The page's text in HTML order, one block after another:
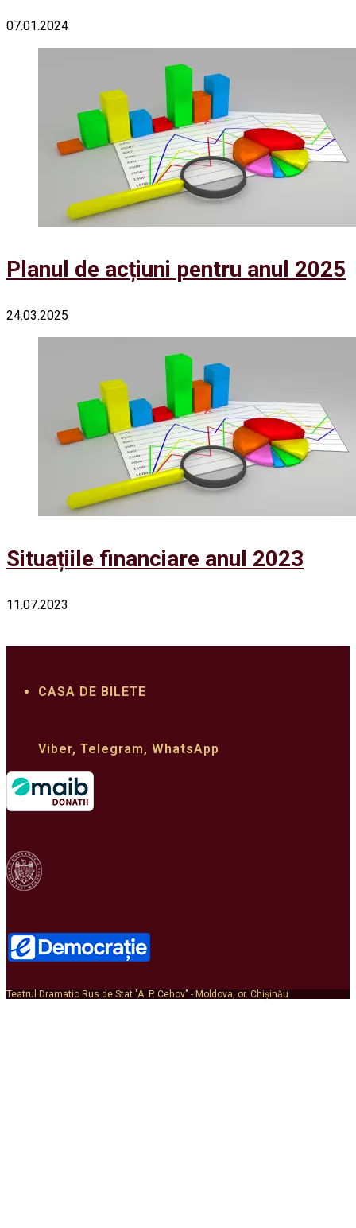
07.01.2024
Planul de acțiuni pentru anul 2025
24.03.2025
Situațiile financiare anul 2023
11.07.2023
CASA DE BILETE
Viber, Telegram, WhatsApp
Teatrul Dramatic Rus de Stat "A. P. Cehov" - Moldova, or. Chișinău